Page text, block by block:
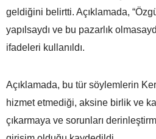
geldiğini belirtti. Açıklamada,
yapılsaydı ve bu pazarlık
ifadeleri kullanıldı.
Açıklamada, bu tür söylemlerin
hizmet etmediği, aksine birlik ve
çıkarmaya ve sorunları